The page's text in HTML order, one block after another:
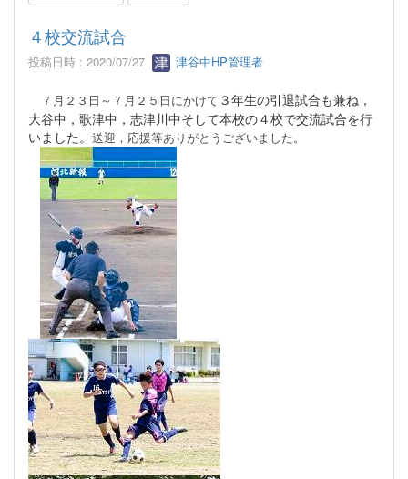
４校交流試合
投稿日時 : 2020/07/27 津谷中HP管理者
７月２３日～ ７月２５日にかけて ３年生の引退試合も兼ね，
大谷中，歌津中，志津川中そして本校の４校で交流試合を行
いました。 送迎，応援等ありがとうございました。